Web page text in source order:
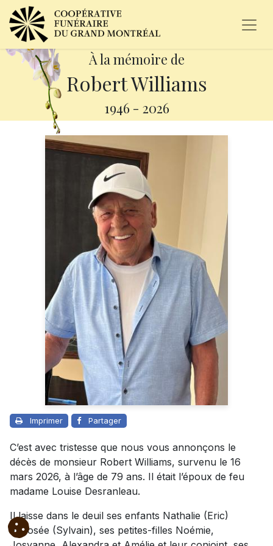
À la mémoire de
Robert Williams
1946 - 2026
Imprimer Partager
C’est avec tristesse que nous vous annonçons le
décès de monsieur Robert Williams, survenu le 16
mars 2026, à l’âge de 79 ans. Il était l’époux de feu
madame Louise Desranleau.
Il laisse dans le deuil ses enfants Nathalie (Eric)
et Josée (Sylvain), ses petites-filles Noémie,